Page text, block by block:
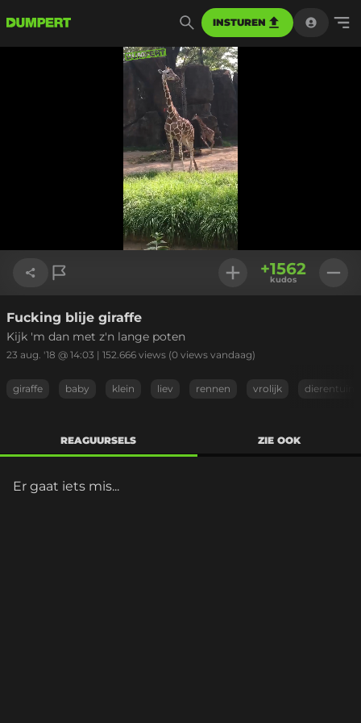
INSTUREN
Geladen:
79.72%
Link kopiëren
+1562
kudos
Fucking blije giraffe
Kijk 'm dan met z'n lange poten
23 aug. '18 @ 14:03 | 152.666 views (0 views vandaag)
giraffe baby klein liev rennen vrolijk dierentuin
REAGUURSELS ZIE OOK
Er gaat iets mis...